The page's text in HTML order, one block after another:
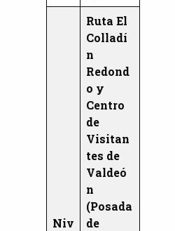
Niv
Ruta El
Colladí
n
Redond
o y
Centro
de
Visitan
tes de
Valdeó
n
(Posada
de